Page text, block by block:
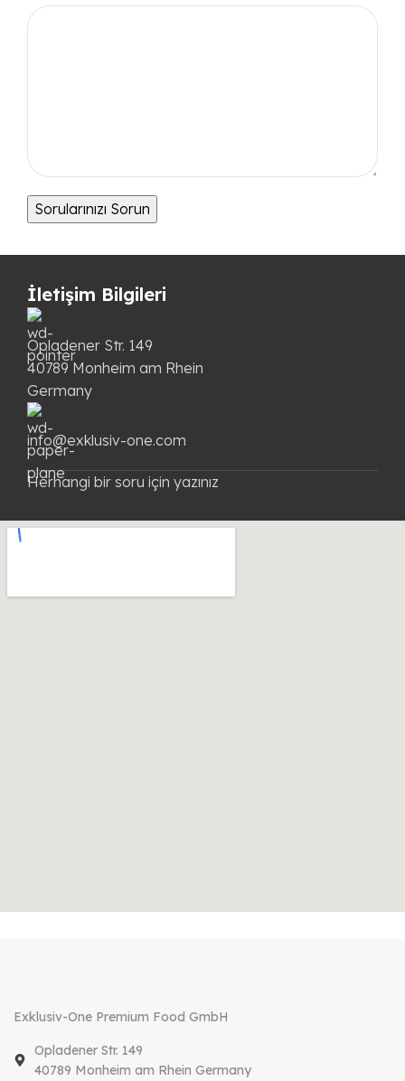
İletişim Bilgileri
Opladener Str. 149
40789 Monheim am Rhein
Germany
info@exklusiv-one.com
Herhangi bir soru için yazınız
Exklusiv-One Premium Food GmbH
Opladener Str. 149
40789 Monheim am Rhein Germany